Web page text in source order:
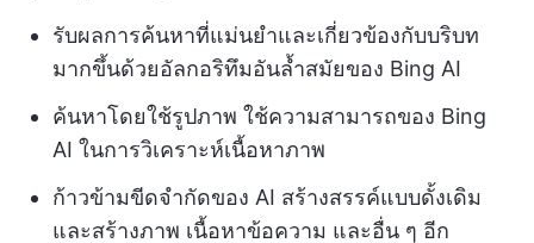
รับผลการค้นหาที่แม่นยำและเกี่ยวข้องกับบริบท
มากขึ้นด้วยอัลกอริทึมอันล้ำสมัยของ Bing AI
ค้นหาโดยใช้รูปภาพ ใช้ความสามารถของ Bing
AI ในการวิเคราะห์เนื้อหาภาพ
ก้าวข้ามขีดจำกัดของ AI สร้างสรรค์แบบดั้งเดิม
และสร้างภาพ เนื้อหาข้อความ และอื่น ๆ อีก